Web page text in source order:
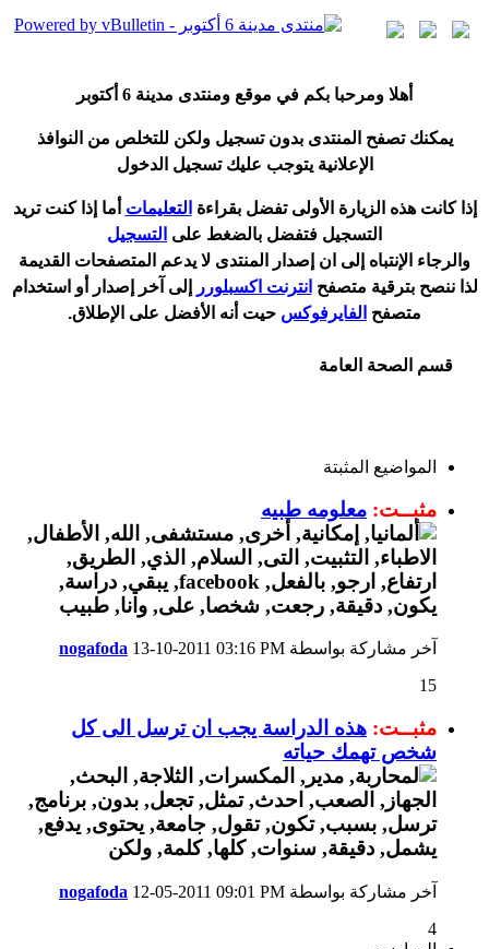
هلا ومرحبا بكم في موقع ومنتدى مدينة 6 أكتوبر
يمكنك تصفح المنتدى بدون تسجيل ولكن للتخلص من النوافذ
الإعلانية يتوجب عليك تسجيل الدخول
إذا كانت هذه الزيارة الأولى تفضل بقراءة التعليمات ما إذا كنت تريد
التسجيل فتفضل بالضغط على التسجيل
والرجاء الإنتباه إلى ان إصدار المنتدى لا يدعم المتصفحات القديمة
لذا ننصح بترقية متصفح انترنت اكسبلورر إلى آخر إصدار أو استخدام
متصفح الفايرفوكس حيت نه الأفضل على الإطلاق.
قسم الصحة العامة
المواضيع المثبتة
مثبــت: معلومه طبيه
آخر مشاركة بواسطة nogafoda 13-10-2011 03:16 PM
15
مثبــت: هذه الدراسة يجب ان ترسل الى كل
شخص تهمك حياته
آخر مشاركة بواسطة nogafoda 12-05-2011 09:01 PM
4